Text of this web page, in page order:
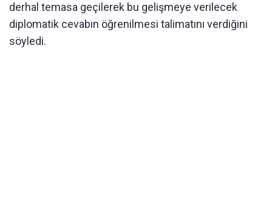
derhal temasa geçilerek bu gelişmeye verilecek
diplomatik cevabın öğrenilmesi talimatını verdiğini
söyledi.